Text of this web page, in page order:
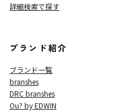
詳細検索で探す
ブランド紹介
ブランド一覧
branshes
DRC branshes
Ou? by EDWIN